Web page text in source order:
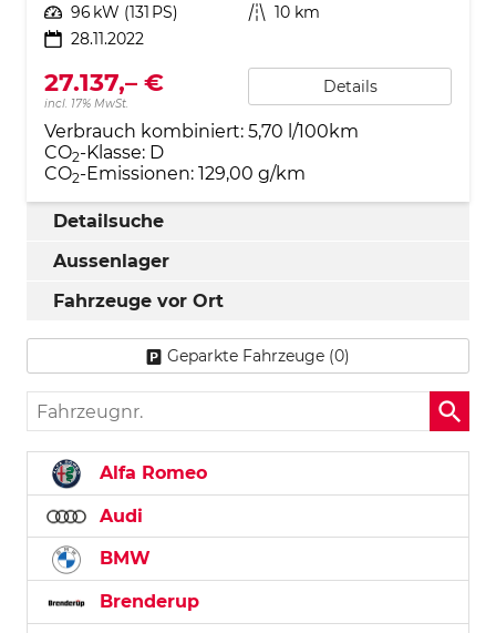
Leistung 96 kW (131 PS) Kilometerstand 10 km
28.11.2022
27.137,– €
incl. 17% MwSt.
Details
Verbrauch kombiniert: 5,70 l/100km
CO2-Klasse: D
CO2-Emissionen: 129,00 g/km
Detailsuche
Aussenlager
Fahrzeuge vor Ort
Geparkte Fahrzeuge (0)
Fahrzeugnr.
Alfa Romeo
Audi
BMW
Brenderup